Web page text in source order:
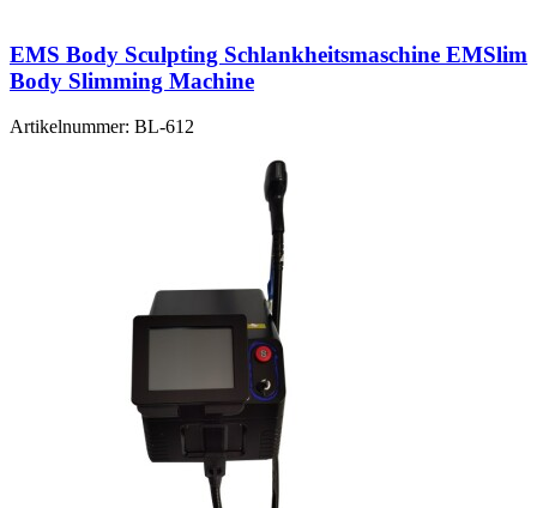
EMS Body Sculpting Schlankheitsmaschine EMSlim
Body Slimming Machine
Artikelnummer: BL-612